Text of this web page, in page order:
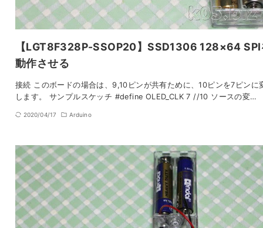
【LGT8F328P-SSOP20】SSD1306 128×64 SPI
動作させる
接続 このボードの場合は、9,10ピンが共有ために、10ピンを7ピンに
します。 サンプルスケッチ #define OLED_CLK 7 //10 ソースの変…
2020/04/17 Arduino